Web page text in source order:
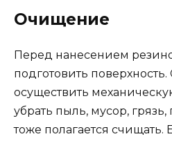
Очищение
Перед нанесением
подготовить поверхность.
осуществить
убрать пыль, мусор,
тоже полагается счищать.